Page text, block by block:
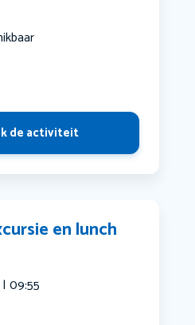
de activiteit
en lunch
09:55